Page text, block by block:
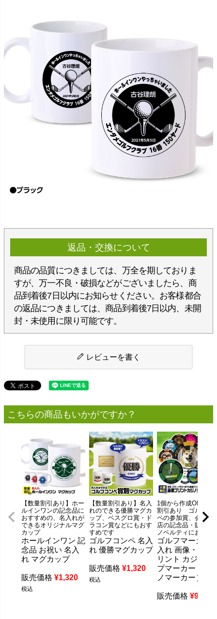
返品・交換について
商品の品質につきましては、万全を期しておりま
すが、万一不良・破損などがございましたら、商
品到着後7日以内にお知らせください。お客様都合
の返品につきましては、商品到着後7日以内、未開
封・未使用に限り可能です。
レビューを書く
こちらの商品もいかがですか？
【数量割引あり】ホー
ルインワンの記念品に
おすすめの、名入れが
できるオリジナルマグ
カップ
ホールインワン 記
念品 お祝い 名入
れ マグカップ
販売価格 ¥1,320
税込
【数量割引あり】名入
れのできる優勝マグカ
ップ、ベスグロ賞・ド
ラコン賞などにもおす
すめです
ゴルフコンペ 名入
れ 優勝マグカップ
販売価格 ¥1,320
税込
1個から作成OK、大
割引あり ゴルフコ
ペの参加賞、会社・
店の記念品・販促品
ノベルティにおすす
ゴルフマーカー
入れ 画像・写真
リント カジノチ
プマーカー（カ
ノマーカー）
販売価格 ¥990